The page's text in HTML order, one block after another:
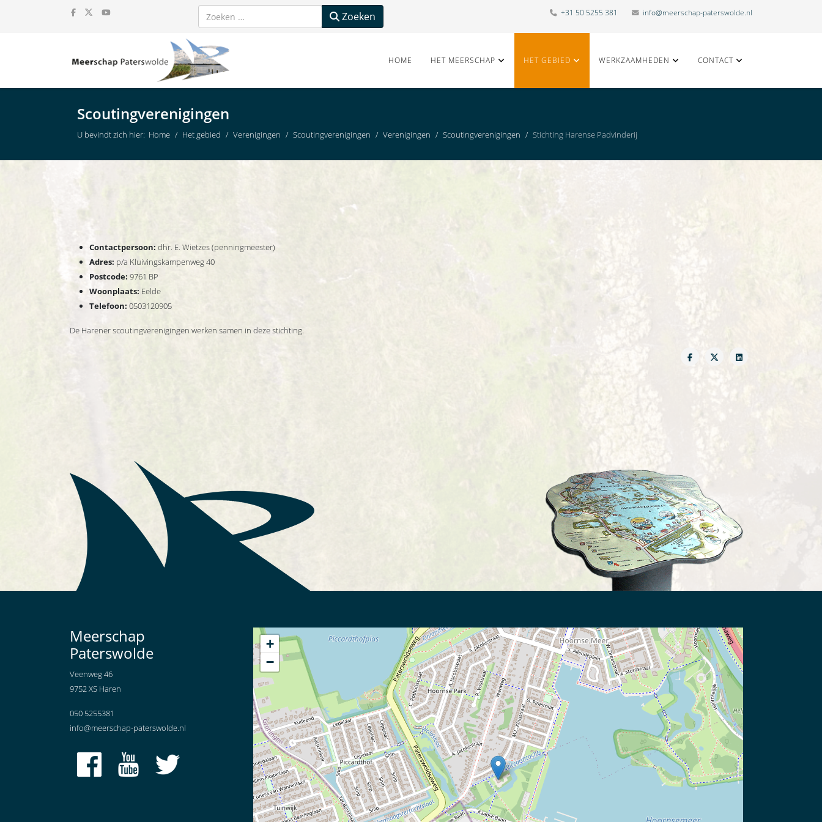
Zoeken Zoeken +31 50 5255 381 info@meerschap-paterswolde.nl
HOME HET MEERSCHAP HET GEBIED WERKZAAMHEDEN CONTACT
Scoutingverenigingen
U bevindt zich hier: Home Het gebied Verenigingen Scoutingverenigingen Verenigingen Scoutingverenigingen Stichting Harense Padvinderij
Contactpersoon: dhr. E. Wietzes (penningmeester)
Adres: p/a Kluivingskampenweg 40
Postcode: 9761 BP
Woonplaats: Eelde
Telefoon: 0503120905
De Harener scoutingverenigingen werken samen in deze stichting.
Meerschap
Paterswolde
Veenweg 46
9752 XS Haren
050 5255381
info@meerschap-paterswolde.nl
+
−